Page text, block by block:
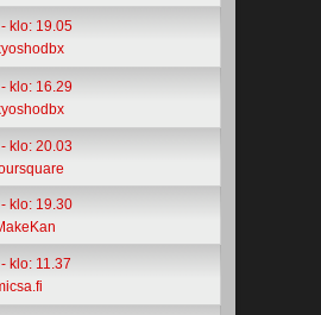
klo: 19.05
klo: 16.29
klo: 20.03
klo: 19.30
klo: 11.37